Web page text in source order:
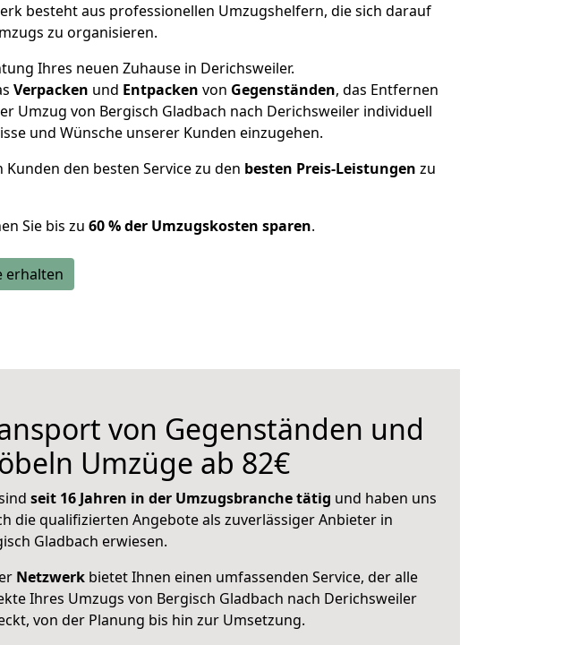
besteht aus professionellen Umzugshelfern, die sich darauf
zu organisieren.
Ihres neuen Zuhause in Derichsweiler.
Verpacken und Entpacken von Gegenständen, das Entfernen
Umzug von Bergisch Gladbach nach Derichsweiler individuell
und Wünsche unserer Kunden einzugehen.
den besten Service zu den besten Preis-Leistungen zu
Sie bis zu 60 % der Umzugskosten sparen.
erhalten
von Gegenständen und
Umzüge ab 82€
seit 16 Jahren in der Umzugsbranche tätig und haben uns
die qualifizierten Angebote als zuverlässiger Anbieter in
Gladbach erwiesen.
Netzwerk bietet Ihnen einen umfassenden Service, der alle
Ihres Umzugs von Bergisch Gladbach nach Derichsweiler
von der Planung bis hin zur Umsetzung.